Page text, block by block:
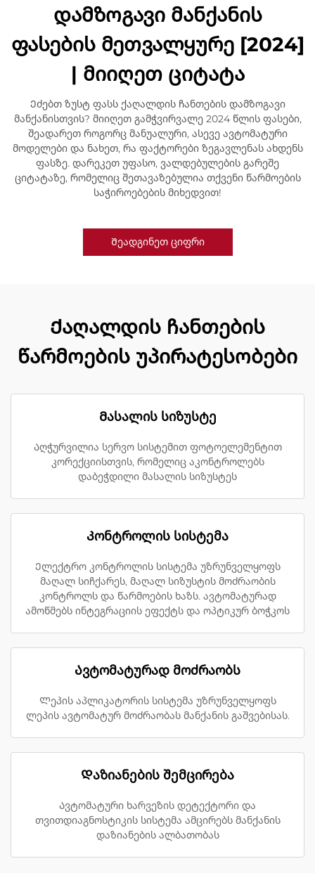
დამზოგავი მანქანის
ფასების მეთვალყურე [2024]
| მიიღეთ ციტატა
Ეძებთ ზუსტ ფასს ქაღალდის ჩანთების დამზოგავი
მანქანისთვის? მიიღეთ გამჭვირვალე 2024 წლის ფასები,
შეადარეთ როგორც მანუალური, ასევე ავტომატური
მოდელები და ნახეთ, რა ფაქტორები ზეგავლენას ახდენს
ფასზე. დარეკეთ უფასო, ვალდებულების გარეშე
ციტატაზე, რომელიც შეთავაზებულია თქვენი წარმოების
საჭიროებების მიხედვით!
Შეადგინეთ ციფრი
Ქაღალდის ჩანთების
წარმოების უპირატესობები
Მასალის სიზუსტე
Აღჭურვილია სერვო სისტემით ფოტოელემენტით
კორექციისთვის, რომელიც აკონტროლებს
დაბეჭდილი მასალის სიზუსტეს
Კონტროლის სისტემა
Ელექტრო კონტროლის სისტემა უზრუნველყოფს
მაღალ სიჩქარეს, მაღალ სიზუსტის მოძრაობის
კონტროლს და წარმოების ხაზს. ავტომატურად
ამოწმებს ინტეგრაციის ეფექტს და ოპტიკურ ბოჭკოს
Ავტომატურად მოძრაობს
Ლეპის აპლიკატორის სისტემა უზრუნველყოფს
ლეპის ავტომატურ მოძრაობას მანქანის გაშვებისას.
Დაზიანების შემცირება
Ავტომატური ხარვეზის დეტექტორი და
თვითდიაგნოსტიკის სისტემა ამცირებს მანქანის
დაზიანების ალბათობას